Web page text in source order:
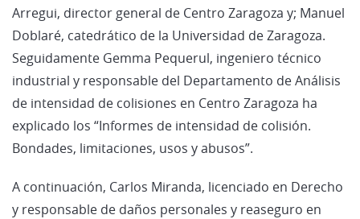
Arregui, director general de Centro Zaragoza y; Manuel
Doblaré, catedrático de la Universidad de Zaragoza.
Seguidamente Gemma Pequerul, ingeniero técnico
industrial y responsable del Departamento de Análisis
de intensidad de colisiones en Centro Zaragoza ha
explicado los “Informes de intensidad de colisión.
Bondades, limitaciones, usos y abusos”.
A continuación, Carlos Miranda, licenciado en Derecho
y responsable de daños personales y reaseguro en